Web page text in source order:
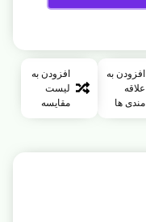
افزودن به
علاقه
مندی ها
افزودن به
لیست
مقایسه